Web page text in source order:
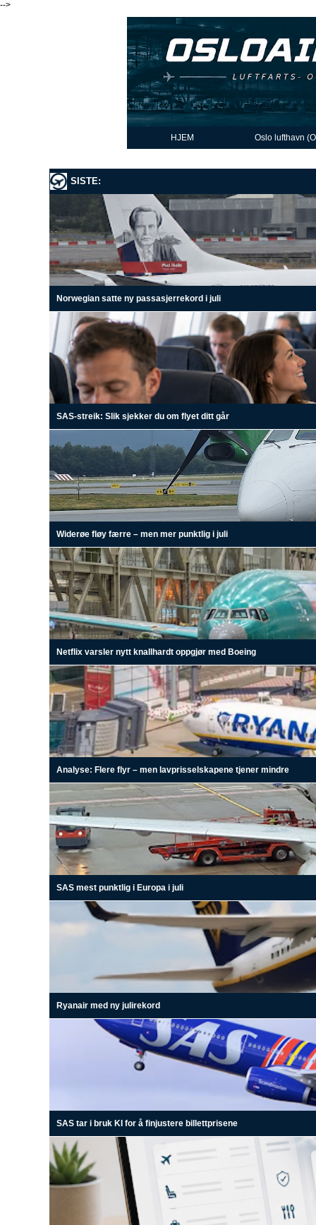
-->
HJEM Oslo lufthavn
SISTE:
Norwegian satte ny passasjerrekord i juli
SAS-streik: Slik sjekker du om flyet ditt går
Widerøe fløy færre – men mer punktlig i juli
Netflix varsler nytt knallhardt oppgjør med Boeing
Analyse: Flere flyr – men lavprisselskapene tjener mindre
SAS mest punktlig i Europa i juli
Ryanair med ny julirekord
SAS tar i bruk KI for å finjustere billettprisene